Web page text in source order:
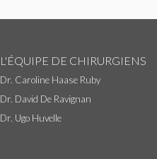
L'ÉQUIPE DE CHIRURGIENS
Dr. Caroline Haase Ruby
Dr. David De Ravignan
Dr. Ugo Huvelle